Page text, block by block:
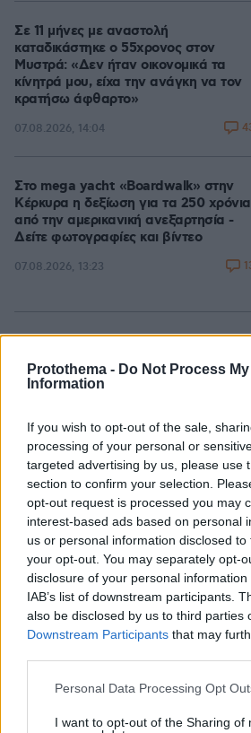
Protothema - Do Not Process
Information
If you wish to opt-out of the sale,
processing of your personal or
targeted advertising by us, please use
section to confirm your selection.
opt-out request is processed you may
interest-based ads based on personal
us or personal information disclosed
your opt-out. You may separately opt-
disclosure of your personal
IAB’s list of downstream participants.
also be disclosed by us to third parties
Downstream Participants that may
Please note that this website/app uses
not limited to your visit or usage
Personal Data Processing Opt
I want to opt-out of the Sharing of
Σε 11 μήνες με αναστολή
καταδικάστηκε ο 55χρονος στον
Μυστρά: «Δεν ήταν οικονομικά τα
κίνητρά μου, είχα την ανάγκη να τον
κρατήσω άφθαρτο»
07.08.2026, 14:04
Στο mega yacht «Boardwalk» στην
Κέρκυρα η δεξίωση για τα 250 χρόνια
από την αμερικανική ανεξαρτησία -
Δείτε φωτογραφίες και βίντεο
07.08.2026, 13:23
Πόσο κοστίζει μία εβδομάδα σε βίλες
- παράδεισους
07.08.2026, 09:43
«Δεν θα με κυριεύσει ο φόβος»: Ο
περιπτεράς της Γαστούνης άνοιξε
ξανά το κατάστημά του μετά τις
επιθέσεις και τον εμπρησμό
07.08.2026, 12:51
μετωπική φορτηγού με ΙΧ - Βίντεο
σύγκρουσης